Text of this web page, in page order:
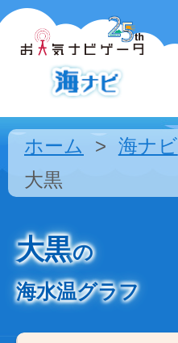
ホーム 海ナビ
大黒
大黒の
海水温グラフ